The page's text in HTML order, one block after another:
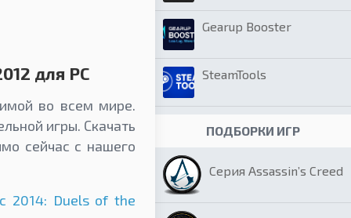
для PC
во всем мире.
игры. Скачать
сейчас с нашего
2014: Duels of the
Gearup Booster
SteamTools
ПОДБОРКИ ИГР
Серия Assassin’s Creed